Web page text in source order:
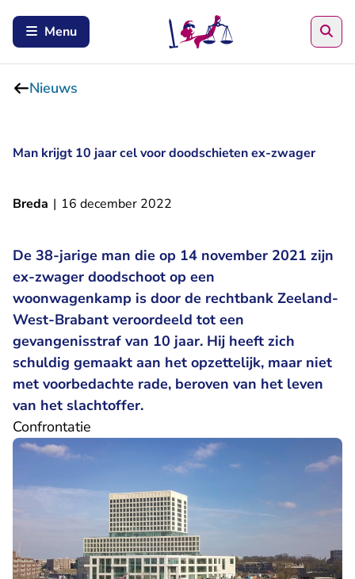
Menu
Nieuws
Man krijgt 10 jaar cel voor doodschieten ex-zwager
Breda | 16 december 2022
De 38-jarige man die op 14 november 2021 zijn
ex-zwager doodschoot op een
woonwagenkamp is door de rechtbank Zeeland-
West-Brabant veroordeeld tot een
gevangenisstraf van 10 jaar. Hij heeft zich
schuldig gemaakt aan het opzettelijk, maar niet
met voorbedachte rade, beroven van het leven
van het slachtoffer.
Confrontatie